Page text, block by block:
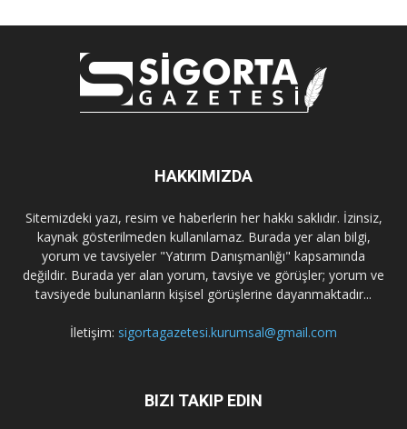
HAKKIMIZDA
Sitemizdeki yazı, resim ve haberlerin her hakkı saklıdır. İzinsiz,
kaynak gösterilmeden kullanılamaz. Burada yer alan bilgi,
yorum ve tavsiyeler "Yatırım Danışmanlığı" kapsamında
değildir. Burada yer alan yorum, tavsiye ve görüşler; yorum ve
tavsiyede bulunanların kişisel görüşlerine dayanmaktadır...
İletişim: sigortagazetesi.kurumsal@gmail.com
BIZI TAKIP EDIN